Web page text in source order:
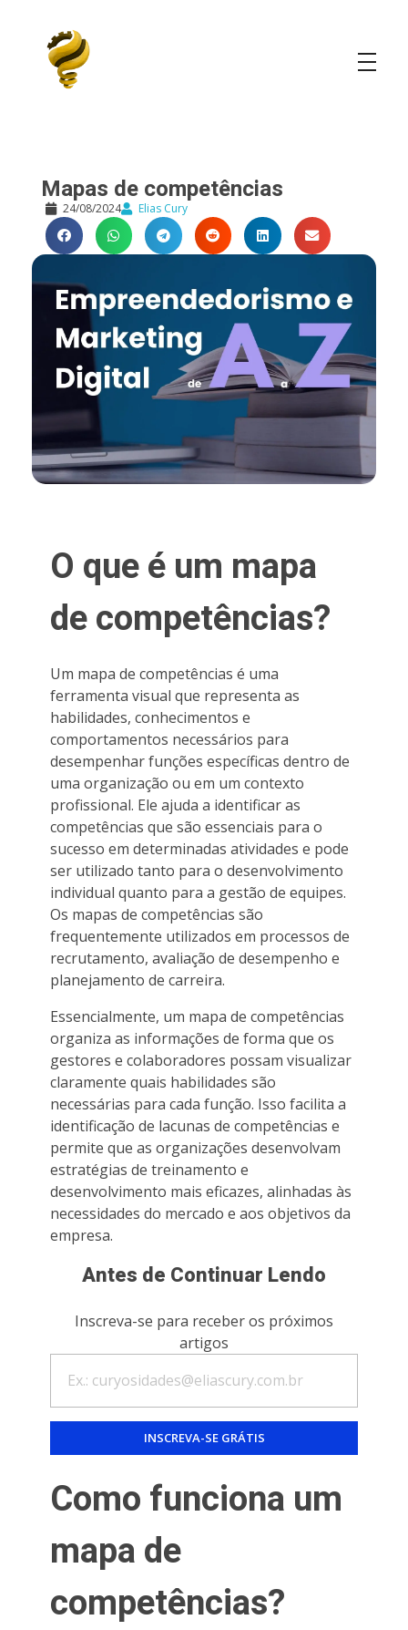
Mapas de competências
24/08/2024 Elias Cury
O que é um mapa
de competências?
Um mapa de competências é uma
ferramenta visual que representa as
habilidades, conhecimentos e
comportamentos necessários para
desempenhar funções específicas dentro de
uma organização ou em um contexto
profissional. Ele ajuda a identificar as
competências que são essenciais para o
sucesso em determinadas atividades e pode
ser utilizado tanto para o desenvolvimento
individual quanto para a gestão de equipes.
Os mapas de competências são
frequentemente utilizados em processos de
recrutamento, avaliação de desempenho e
planejamento de carreira.
Essencialmente, um mapa de competências
organiza as informações de forma que os
gestores e colaboradores possam visualizar
claramente quais habilidades são
necessárias para cada função. Isso facilita a
identificação de lacunas de competências e
permite que as organizações desenvolvam
estratégias de treinamento e
desenvolvimento mais eficazes, alinhadas às
necessidades do mercado e aos objetivos da
empresa.
Antes de Continuar Lendo
Inscreva-se para receber os próximos
artigos
Como funciona um
mapa de
competências?